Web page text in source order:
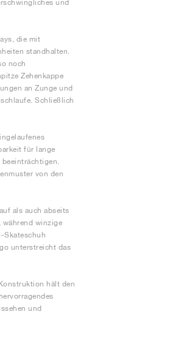
und
die mit
standhalten.
noch
Zehenkappe
an Zunge und
Schließlich
für lange
von den
als auch abseits
während winzige
Skateschuh
unterstreicht das
hält den
und